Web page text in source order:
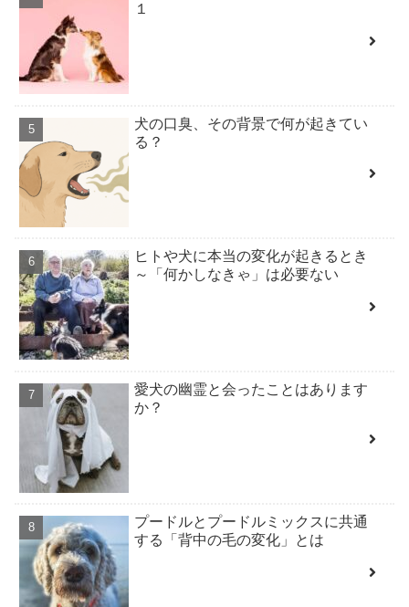
１
犬の口臭、その背景で何が起きてい
る？
ヒトや犬に本当の変化が起きるとき
～「何かしなきゃ」は必要ない
愛犬の幽霊と会ったことはあります
か？
プードルとプードルミックスに共通
する「背中の毛の変化」とは